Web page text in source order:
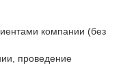
компании (без
проведение